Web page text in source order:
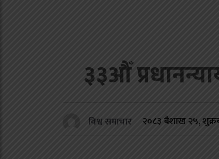
३३औँ
विश्व समाचार २०८३ बैशाख २५,